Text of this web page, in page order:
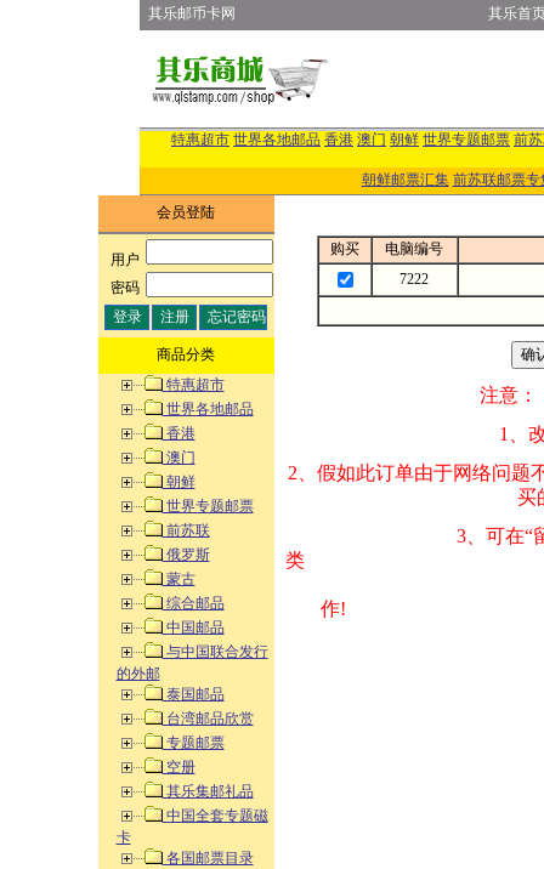
其乐邮币卡网 其乐首
特惠超市 世界各地邮品 香港 澳门 朝鲜 世界专题邮票 前
朝鲜邮票汇集 前苏联邮票专
会员登陆
用户:
密码:
商品分类
特惠超市
世界各地邮品
香港
澳门
朝鲜
世界专题邮票
前苏联
俄罗斯
蒙古
综合邮品
中国邮品
与中国联合发行
的外邮
泰国邮品
台湾邮品欣赏
专题邮票
空册
其乐集邮礼品
中国全套专题磁
卡
各国邮票目录
购买
电脑编号
7222
注意：
1、改变商品数量
2、假如此订单由
买的邮品的“
3、可在“
类 方式告之
作!